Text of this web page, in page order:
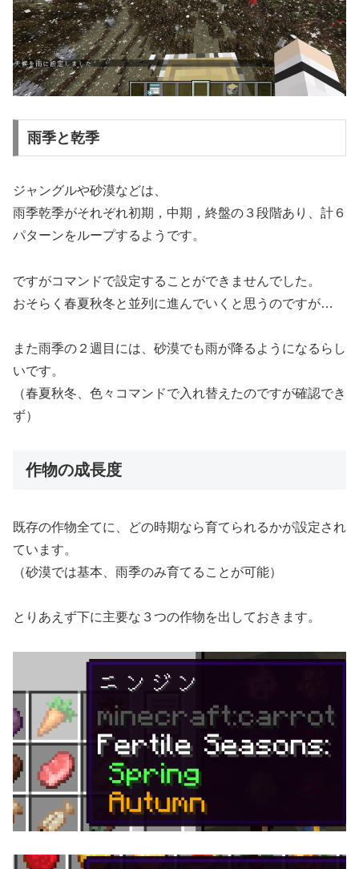
雨季と乾季
ジャングルや砂漠などは、
雨季乾季がそれぞれ初期，中期，終盤の３段階あり、計６
パターンをループするようです。
ですがコマンドで設定することができませんでした。
おそらく春夏秋冬と並列に進んでいくと思うのですが…
また雨季の２週目には、砂漠でも雨が降るようになるらし
いです。
（春夏秋冬、色々コマンドで入れ替えたのですが確認でき
ず）
作物の成長度
既存の作物全てに、どの時期なら育てられるかが設定され
ています。
（砂漠では基本、雨季のみ育てることが可能）
とりあえず下に主要な３つの作物を出しておきます。